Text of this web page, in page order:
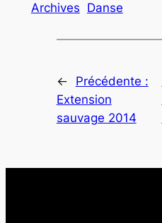
Archives Danse
←
Précédente :
Extension
sauvage 2014